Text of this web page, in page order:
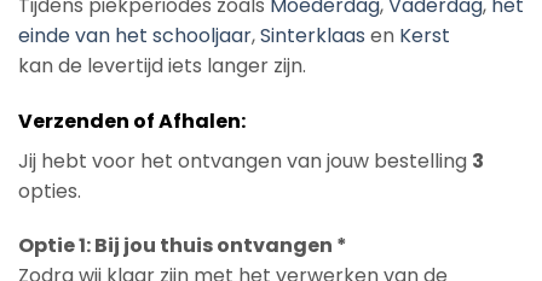
einde van het schooljaar,Sinterklaas en Kerst
kan de levertijd iets langer zijn.
Verzenden of Afhalen:
Jij hebt voor het ontvangen van jouw bestelling 3
opties.
Optie 1: Bij jou thuis ontvangen *